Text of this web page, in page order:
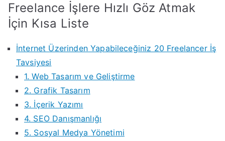
Freelance İşlere Hızlı Göz Atmak
İçin Kısa Liste
İnternet Üzerinden Yapabileceğiniz 20 Freelancer İş
Tavsiyesi
1. Web Tasarım ve Geliştirme
2. Grafik Tasarım
3. İçerik Yazımı
4. SEO Danışmanlığı
5. Sosyal Medya Yönetimi